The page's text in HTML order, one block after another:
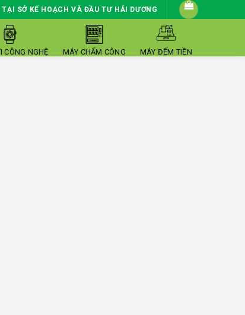
TẠI SỞ KẾ HOẠCH VÀ ĐẦU TƯ HẢI DƯƠNG
CÔNG NGHỆ MÁY CHẤM CÔNG MÁY ĐẾM TIỀN